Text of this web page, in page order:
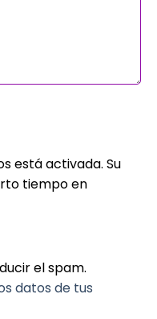
está activada. Su
tiempo en
el spam.
datos de tus